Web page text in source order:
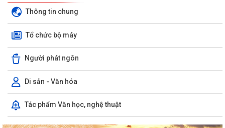
Thông tin chung
Tổ chức bộ máy
Người phát ngôn
Di sản - Văn hóa
Tác phẩm Văn học, nghệ thuật